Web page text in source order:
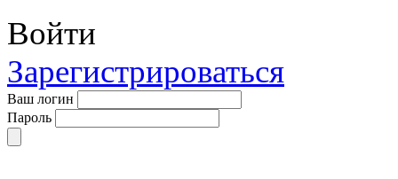
Войти
Зарегистрироваться
Ваш логин
Пароль